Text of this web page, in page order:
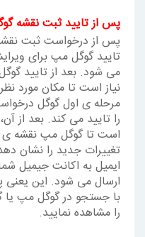
پس از تایید ثبت نقشه
پس از درخواست ثبت
تایید گوگل مپ برای
نیاز است تا مکان مورد
مرحله ی اول گوگل
است تا گوگل مپ نقشه ی
تغییرات جدید را نشان
ایمیل به اکانت جیمیل
ارسال می شود. این یعنی
با جستجو در گوگل مپ
را مشاهده نمایید.